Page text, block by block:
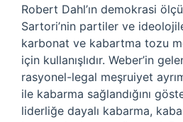
Robert Dahl’ın demokrasi
Sartori’nin partiler ve
karbonat ve kabartma tozu
için kullanışlıdır. Weber’in
rasyonel-legal meşruiyet
ile kabarma sağlandığını
liderliğe dayalı kabarma,